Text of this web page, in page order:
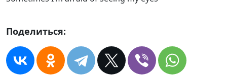
Поделиться: